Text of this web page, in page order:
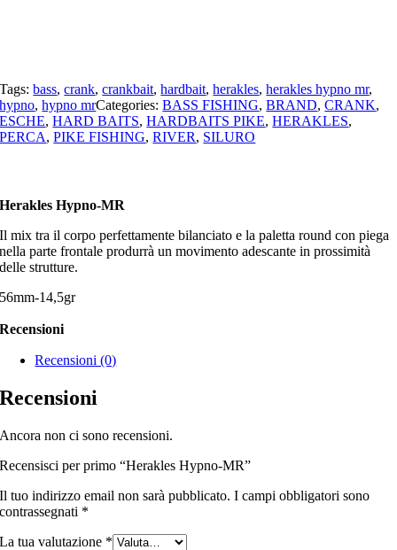
Tags:bass,crank,crankbait,hardbait,herakles,herakles hypno mr,
hypno,hypno mrCategories:BASS FISHING,BRAND,CRANK,
ESCHE,HARD BAITS,HARDBAITS PIKE,HERAKLES,
PERCA,PIKE FISHING,RIVER, SILURO
Herakles Hypno-MR
Il mix tra il corpo perfettamente bilanciato e la paletta round con piega
nella parte frontale produrrà un movimento adescante in prossimità
delle strutture.
56mm-14,5gr
Recensioni
Recensioni (0)
Recensioni
Ancora non ci sono recensioni.
Recensisci per primo “Herakles Hypno-MR”
Il tuo indirizzo email non sarà pubblicato. I campi obbligatori sono
contrassegnati *
La tua valutazione *